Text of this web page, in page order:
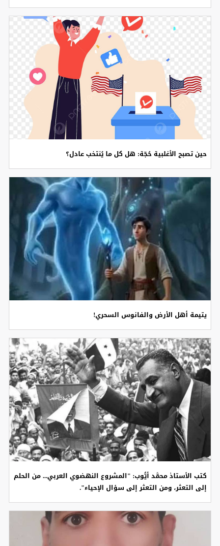
حين تصبح الأغلبية حُجّة: هل كل ما يُنتخب عادل؟
يتيمة أهل الأرض والفانوس السحري!
كتب الأستاذ محمَّد أيُّوب: "المشروع النهضوي العربي... من الحلم
إلى التعثر، ومن التعثر إلى سؤال الإحياء".